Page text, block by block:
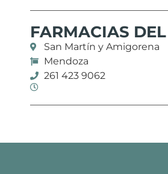
FARMACIAS
San Martín y Amigorena
Mendoza
261 423 9062